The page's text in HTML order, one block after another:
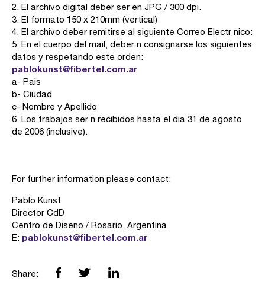
2. El archivo digital deber ser en JPG / 300 dpi.
3. El formato 150 x 210mm (vertical)
4. El archivo deber remitirse al siguiente Correo Electr nico:
5. En el cuerpo del mail, deber n consignarse los siguientes
datos y respetando este orden:
pablokunst@fibertel.com.ar
a- Pais
b- Ciudad
c- Nombre y Apellido
6. Los trabajos ser n recibidos hasta el dia 31 de agosto
de 2006 (inclusive).
For further information please contact:
Pablo Kunst
Director CdD
Centro de Diseno / Rosario, Argentina
E: pablokunst@fibertel.com.ar
Share: